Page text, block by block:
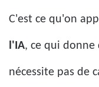
C'est ce qu'on
l'IA, ce qui donne
nécessite pas de